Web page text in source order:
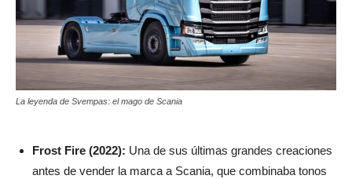
La leyenda de Svempas: el mago de Scania
Frost Fire (2022): Una de sus últimas grandes creaciones
antes de vender la marca a Scania, que combinaba tonos